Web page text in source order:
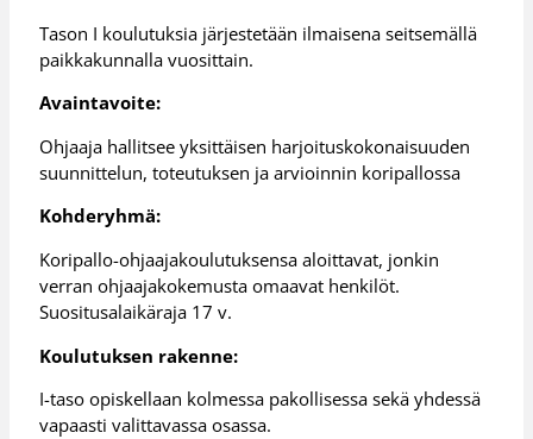
Tason I koulutuksia järjestetään ilmaisena seitsemällä
paikkakunnalla vuosittain.
Avaintavoite:
Ohjaaja hallitsee yksittäisen harjoituskokonaisuuden
suunnittelun, toteutuksen ja arvioinnin koripallossa
Kohderyhmä:
Koripallo-ohjaajakoulutuksensa aloittavat, jonkin
verran ohjaajakokemusta omaavat henkilöt.
Suositusalaikäraja 17 v.
Koulutuksen rakenne:
I-taso opiskellaan kolmessa pakollisessa sekä yhdessä
vapaasti valittavassa osassa.